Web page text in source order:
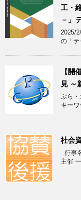
工・
－」
2025/
の「テ
【開
見 ～
ぶら・
キーワ
社会
行事
主催